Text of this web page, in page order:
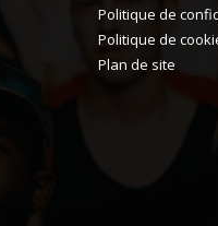
Politique de
Politique de
Plan de site